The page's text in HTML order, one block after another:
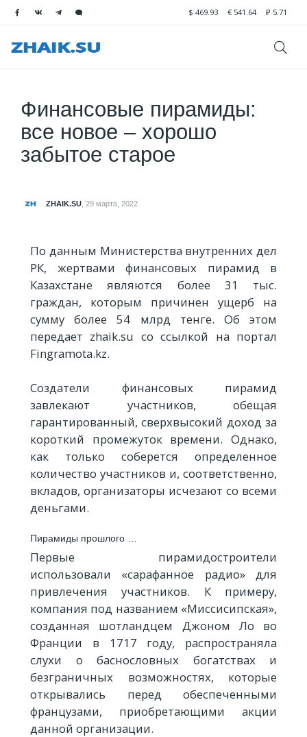
$ 469.93 € 541.64 ₽ 5.71
Финансовые пирамиды:
все новое – хорошо
забытое старое
ZHAIK.SU 29 марта, 2022
По данным Министерства внутренних дел
РК, жертвами финансовых пирамид в
Казахстане являются более 31 тыс.
граждан, которым причинен ущерб на
сумму более 54 млрд тенге. Об этом
передает zhaik.su со ссылкой на портал
Fingramota.kz.
Создатели финансовых пирамид
завлекают участников, обещая
гарантированный, сверхвысокий доход за
короткий промежуток времени. Однако,
как только соберется определенное
количество участников и, соответственно,
вкладов, организаторы исчезают со всеми
деньгами.
Пирамиды прошлого …
Первые пирамидостроители
использовали «сарафанное радио» для
привлечения участников. К примеру,
компания под названием «Миссисипская»,
созданная шотландцем Джоном Ло во
Франции в 1717 году, распространяла
слухи о баснословных богатствах и
безграничных возможностях, которые
открывались перед обеспеченными
французами, приобретающими акции
данной организации.